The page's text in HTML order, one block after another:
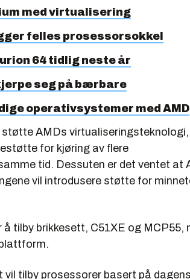
med virtualisering
felles prosessorsokkel
64 tidlig neste år
seg på bærbare
operativsystemer med AMD
støtte AMDs
for kjøring av flere
tid. Dessuten er det ventet at
vil introdusere støtte for
å tilby brikkesett, C51XE og MCP55,
tilby prosessorer basert på